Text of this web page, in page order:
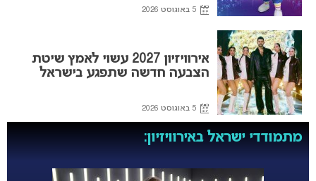
5 באוגוסט 2026
אירוויזיון 2027 עשוי לאמץ שיטת
הצבעה חדשה שתפגע בישראל
5 באוגוסט 2026
מתמודדי ישראל באירוויזיון: